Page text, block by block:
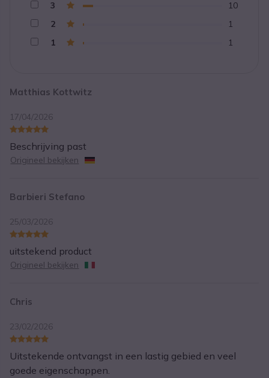
Matthias Kottwitz
17/04/2026
Beschrijving past
Origineel bekijken
Barbieri Stefano
25/03/2026
uitstekend product
Origineel bekijken
Chris
23/02/2026
Uitstekende ontvangst in een lastig gebied en veel
goede eigenschappen.
3
10
2
1
1
1